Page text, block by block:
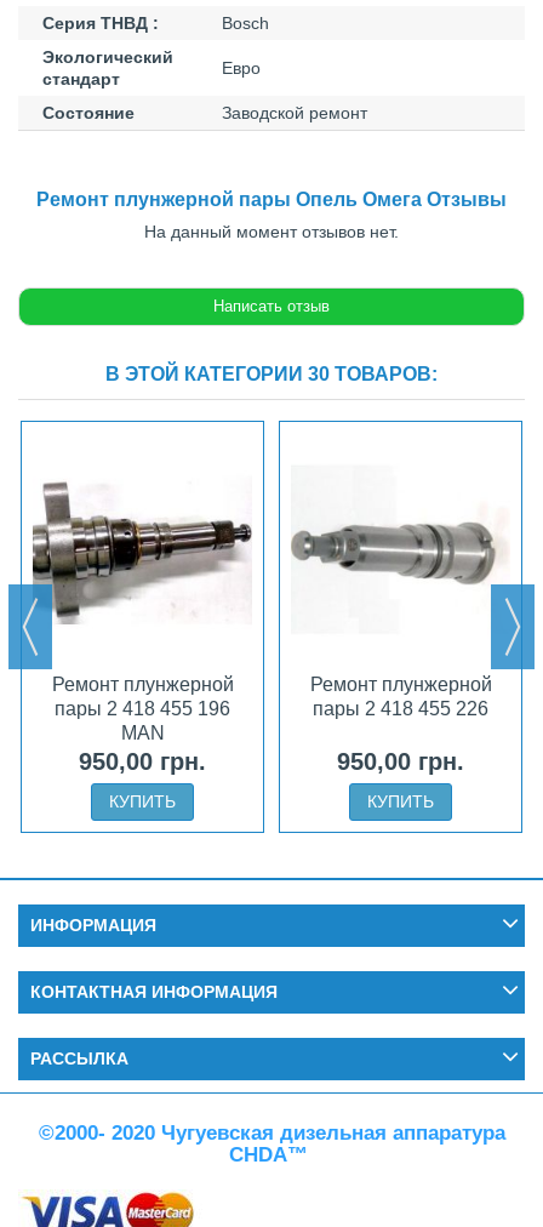
Серия ТНВД :
Bosch
Экологический
стандарт
Евро
Состояние Заводской ремонт
Ремонт плунжерной пары Опель Омега Отзывы
На данный момент отзывов нет.
В ЭТОЙ КАТЕГОРИИ 30 ТОВАРОВ:
Ремонт плунжерной
пары 2 418 455 196
MAN
950,00 грн.
КУПИТЬ
Ремонт плунжерной
пары 2 418 455 226
950,00 грн.
КУПИТЬ
ИНФОРМАЦИЯ
КОНТАКТНАЯ ИНФОРМАЦИЯ
РАССЫЛКА
©2000- 2020 Чугуевская дизельная аппаратура
CHDA™